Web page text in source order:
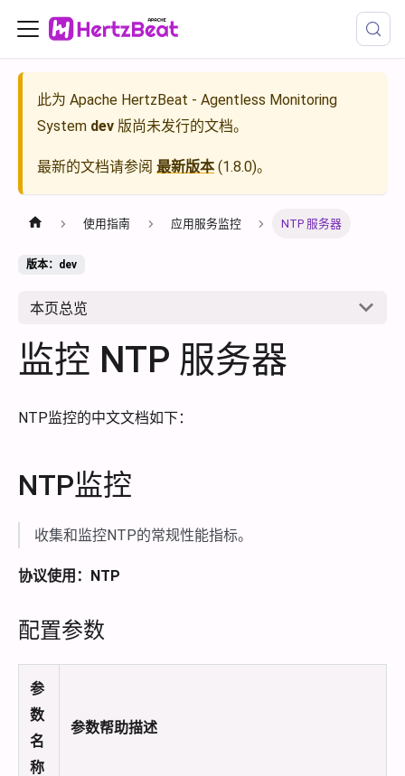
此为 Apache HertzBeat - Agentless Monitoring
System dev 版尚未发行的文档。
最新的文档请参阅 最新版本(1.8.0)。
使用指南 应用服务监控 NTP 服务器
版本：dev
本页总览
监控 NTP 服务器
NTP监控的中文文档如下：
NTP监控
收集和监控NTP的常规性能指标。
协议使用：NTP
配置参数
参
数
名
称
参数帮助描述